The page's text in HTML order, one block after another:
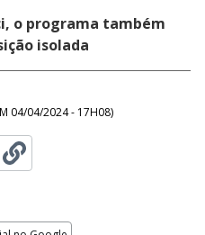
o programa também
isolada
04/04/2024 - 17H08)